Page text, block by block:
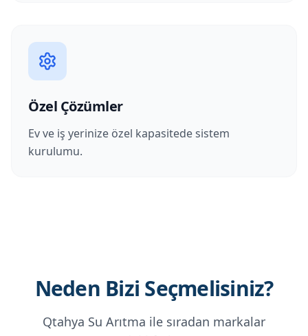
Özel Çözümler
Ev ve iş yerinize özel kapasitede sistem
kurulumu.
Neden Bizi Seçmelisiniz?
Qtahya Su Arıtma ile sıradan markalar